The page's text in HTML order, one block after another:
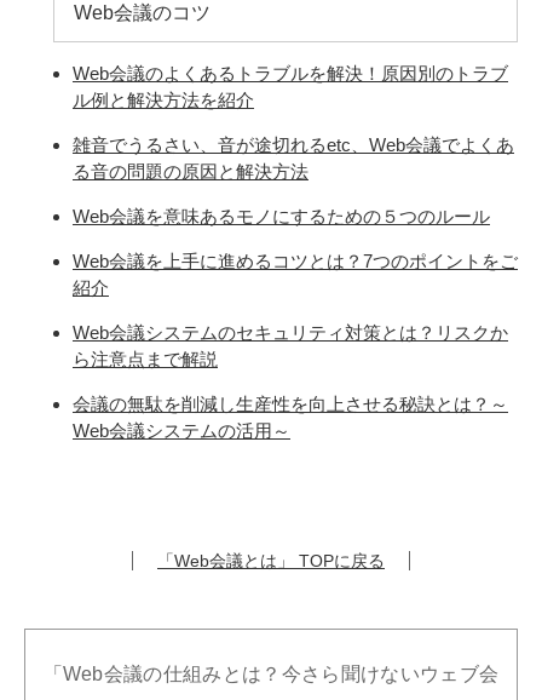
Web会議のコツ
Web会議のよくあるトラブルを解決！原因別のトラブ
ル例と解決方法を紹介
雑音でうるさい、音が途切れるetc、Web会議でよくあ
る音の問題の原因と解決方法
Web会議を意味あるモノにするための５つのルール
Web会議を上手に進めるコツとは？7つのポイントをご
紹介
Web会議システムのセキュリティ対策とは？リスクか
ら注意点まで解説
会議の無駄を削減し生産性を向上させる秘訣とは？～
Web会議システムの活用～
「Web会議とは」 TOPに戻る
「Web会議の仕組みとは？今さら聞けないウェブ会